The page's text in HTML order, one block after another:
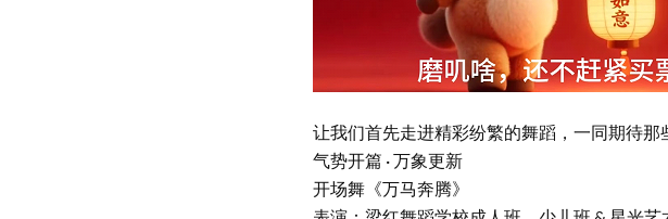
让我们首先走进精彩纷繁的舞蹈，一同期待那
气势开篇 · 万象更新
开场舞《万马奔腾》